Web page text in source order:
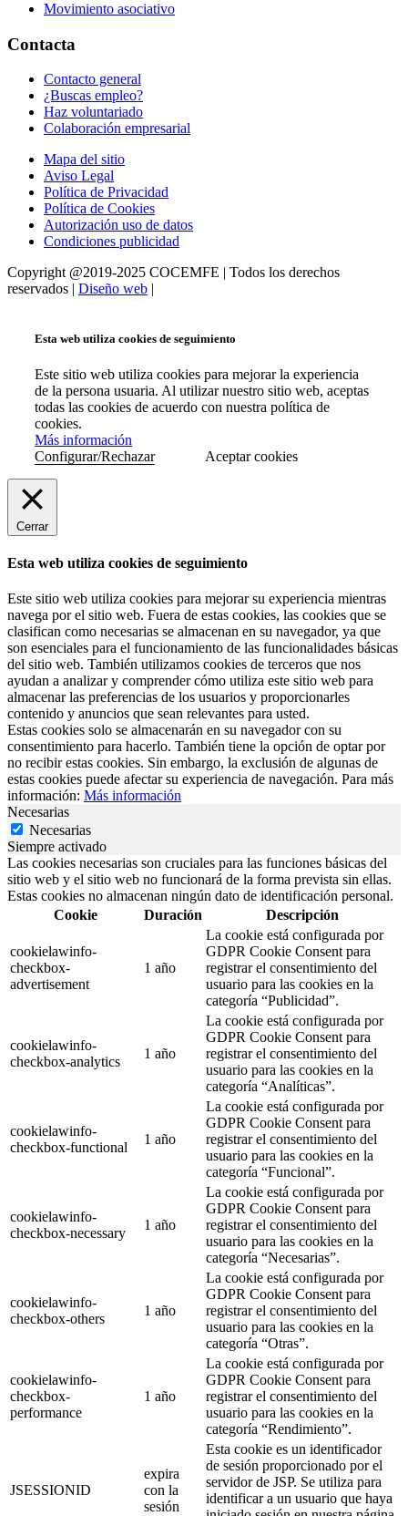
Movimiento asociativo
Contacta
Contacto general
¿Buscas empleo?
Haz voluntariado
Colaboración empresarial
Mapa del sitio
Aviso Legal
Política de Privacidad
Política de Cookies
Autorización uso de datos
Condiciones publicidad
Copyright @2019-2025 COCEMFE | Todos los derechos
reservados | Diseño web |
Esta web utiliza cookies de seguimiento
Este sitio web utiliza cookies para mejorar la experiencia
de la persona usuaria. Al utilizar nuestro sitio web, aceptas
todas las cookies de acuerdo con nuestra política de
cookies.
Más información
Configurar/Rechazar
Aceptar cookies
Cerrar
Esta web utiliza cookies de seguimiento
Este sitio web utiliza cookies para mejorar su experiencia mientras
navega por el sitio web. Fuera de estas cookies, las cookies que se
clasifican como necesarias se almacenan en su navegador, ya que
son esenciales para el funcionamiento de las funcionalidades básicas
del sitio web. También utilizamos cookies de terceros que nos
ayudan a analizar y comprender cómo utiliza este sitio web para
almacenar las preferencias de los usuarios y proporcionarles
contenido y anuncios que sean relevantes para usted.
Estas cookies solo se almacenarán en su navegador con su
consentimiento para hacerlo. También tiene la opción de optar por
no recibir estas cookies. Sin embargo, la exclusión de algunas de
estas cookies puede afectar su experiencia de navegación. Para más
información: Más información
Necesarias
Necesarias
Siempre activado
Las cookies necesarias son cruciales para las funciones básicas del
sitio web y el sitio web no funcionará de la forma prevista sin ellas.
Estas cookies no almacenan ningún dato de identificación personal.
Cookie
Duración Descripción
cookielawinfo-
checkbox-
advertisement
1 año
La cookie está configurada por
GDPR Cookie Consent para
registrar el consentimiento del
usuario para las cookies en la
categoría “Publicidad”.
cookielawinfo-
checkbox-analytics
1 año
La cookie está configurada por
GDPR Cookie Consent para
registrar el consentimiento del
usuario para las cookies en la
categoría “Analíticas”.
cookielawinfo-
checkbox-functional
1 año
La cookie está configurada por
GDPR Cookie Consent para
registrar el consentimiento del
usuario para las cookies en la
categoría “Funcional”.
cookielawinfo-
checkbox-necessary
1 año
La cookie está configurada por
GDPR Cookie Consent para
registrar el consentimiento del
usuario para las cookies en la
categoría “Necesarias”.
cookielawinfo-
checkbox-others
1 año
La cookie está configurada por
GDPR Cookie Consent para
registrar el consentimiento del
usuario para las cookies en la
categoría “Otras”.
cookielawinfo-
checkbox-
performance
1 año
La cookie está configurada por
GDPR Cookie Consent para
registrar el consentimiento del
usuario para las cookies en la
categoría “Rendimiento”.
JSESSIONID
expira
con la
sesión
Esta cookie es un identificador
de sesión proporcionado por el
servidor de JSP. Se utiliza para
identificar a un usuario que haya